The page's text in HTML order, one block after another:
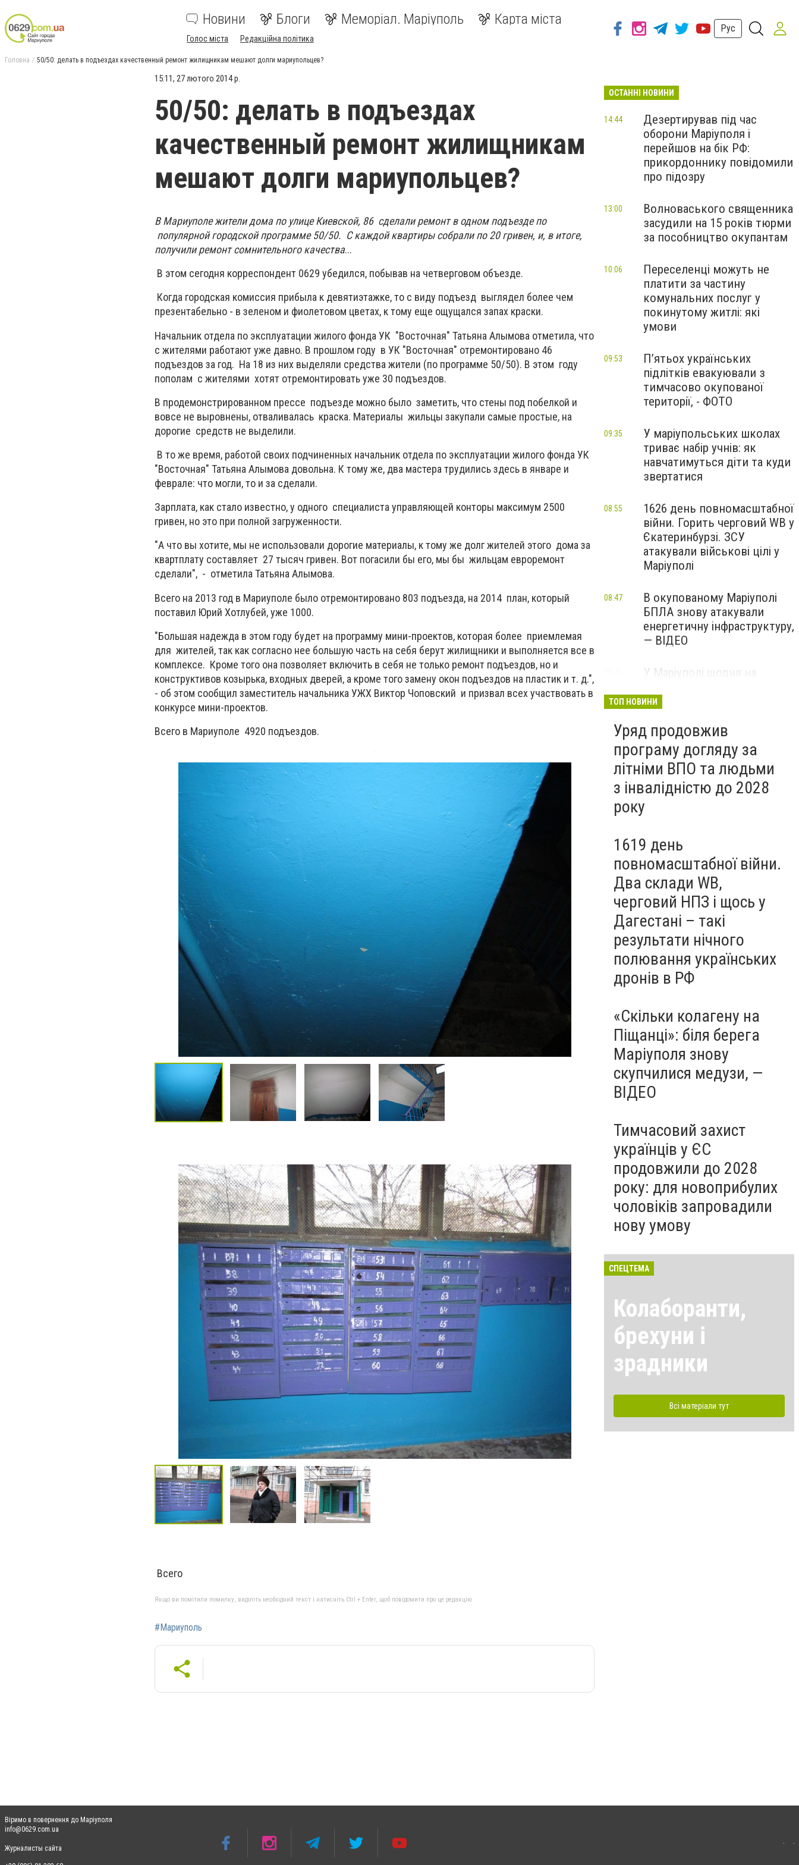
Новини Блоги Меморіал. Маріуполь Карта міста
Голос міста Редакційна політика
Рус
Головна 50/50: делать в подъездах качественный ремонт жилищникам мешают долги мариупольцев?
15:11, 27 лютого 2014 р.
50/50: делать в подъездах
качественный ремонт жилищникам
мешают долги мариупольцев?
В Мариуполе жители дома по улице Киевской, 86 сделали ремонт в одном подъезде по
популярной городской программе 50/50. С каждой квартиры собрали по 20 гривен, и, в итоге,
получили ремонт сомнительного качества...
В этом сегодня корреспондент 0629 убедился, побывав на четверговом объезде.
Когда городская комиссия прибыла к девятиэтажке, то с виду подъезд выглядел более чем
презентабельно - в зеленом и фиолетовом цветах, к тому еще ощущался запах краски.
Начальник отдела по эксплуатации жилого фонда УК "Восточная" Татьяна Алымова отметила, что
с жителями работают уже давно. В прошлом году в УК "Восточная" отремонтировано 46
подъездов за год. На 18 из них выделяли средства жители (по программе 50/50). В этом году
пополам с жителями хотят отремонтировать уже 30 подъездов.
В продемонстрированном прессе подъезде можно было заметить, что стены под побелкой и
вовсе не выровнены, отваливалась краска. Материалы жильцы закупали самые простые, на
дорогие средств не выделили.
В то же время, работой своих подчиненных начальник отдела по эксплуатации жилого фонда УК
"Восточная" Татьяна Алымова довольна. К тому же, два мастера трудились здесь в январе и
феврале: что могли, то и за сделали.
Зарплата, как стало известно, у одного специалиста управляющей конторы максимум 2500
гривен, но это при полной загруженности.
"А что вы хотите, мы не использовали дорогие материалы, к тому же долг жителей этого дома за
квартплату составляет 27 тысяч гривен. Вот погасили бы его, мы бы жильцам евроремонт
сделали", - отметила Татьяна Алымова.
Всего на 2013 год в Мариуполе было отремонтировано 803 подъезда, на 2014 план, который
поставил Юрий Хотлубей, уже 1000.
"Большая надежда в этом году будет на программу мини-проектов, которая более приемлемая
для жителей, так как согласно нее большую часть на себя берут жилищники и выполняется все в
комплексе. Кроме того она позволяет включить в себя не только ремонт подъездов, но и
конструктивов козырька, входных дверей, а кроме того замену окон подъездов на пластик и т. д.",
- об этом сообщил заместитель начальника УЖХ Виктор Чоповский и призвал всех участвовать в
конкурсе мини-проектов.
Всего в Мариуполе 4920 подъездов.
Всего
Якщо ви помітили помилку, виділіть необхідний текст і натисніть Ctrl + Enter, щоб повідомити про це редакцію
#Мариуполь
ОСТАННІ НОВИНИ
Дезертирував під час
оборони Маріуполя і
перейшов на бік РФ:
прикордоннику повідомили
про підозру
14:44
Волноваського священника
засудили на 15 років тюрми
за пособництво окупантам
13:00
Переселенці можуть не
платити за частину
комунальних послуг у
покинутому житлі: які
умови
10:06
П’ятьох українських
підлітків евакуювали з
тимчасово окупованої
території, - ФОТО
09:53
У маріупольських школах
триває набір учнів: як
навчатимуться діти та куди
звертатися
09:35
1626 день повномасштабної
війни. Горить черговий WB у
Єкатеринбурзі. ЗСУ
атакували військові цілі у
Маріуполі
08:55
В окупованому Маріуполі
БПЛА знову атакували
енергетичну інфраструктуру,
— ВІДЕО
08:47
У Маріуполі щодня на
відключатимуть світло: це
ТОП НОВИНИ
Уряд продовжив
програму догляду за
літніми ВПО та людьми
з інвалідністю до 2028
року
1619 день
повномасштабної війни.
Два склади WB,
черговий НПЗ і щось у
Дагестані – такі
результати нічного
полювання українських
дронів в РФ
«Скільки колагену на
Піщанці»: біля берега
Маріуполя знову
скупчилися медузи, —
ВІДЕО
Тимчасовий захист
українців у ЄС
продовжили до 2028
року: для новоприбулих
чоловіків запровадили
нову умову
СПЕЦТЕМА
Колаборанти,
брехуни і
зрадники
Всі матеріали тут
Віримо в повернення до Маріуполя
info@0629.com.ua
Журналисты сайта